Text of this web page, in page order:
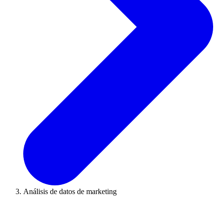
Análisis de datos de marketing